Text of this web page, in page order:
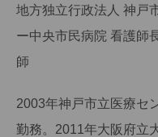
地方独立行政法人 神戸
ー中央市民病院 看護師
師
2003年神戸市立医療セ
勤務。2011年大阪府立